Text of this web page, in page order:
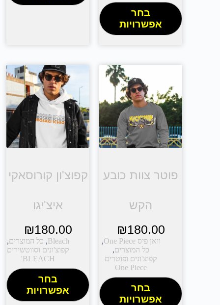
בחר
אפשרויות
פוטר צוות כובע
הקש
₪180.00
וואן פיס One Piece
,
כל המוצרים,
קפוצ'ונים ופוטרים
One Piece
בחר
אפשרויות
קפוצ'ון קורוסאקי
איצ'יגו
₪180.00
Bleach
, כל המוצרים,
קפוצ'ונים וסווטשירים
BLEACH'
בחר
אפשרויות